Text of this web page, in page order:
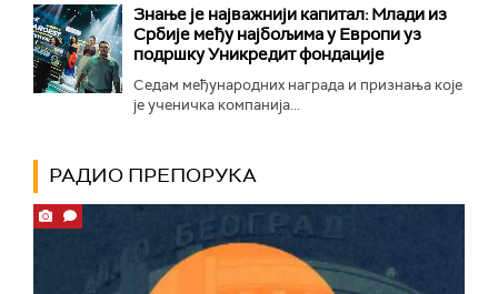
Знање је најважнији капитал: Млади из
Србије међу најбољима у Европи уз
подршку Уникредит фондације
Седам међународних награда и признања које
је ученичка компанија...
РАДИО ПРЕПОРУКА